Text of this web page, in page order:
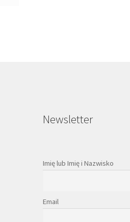
Newsletter
Imię lub Imię i Nazwisko
Email